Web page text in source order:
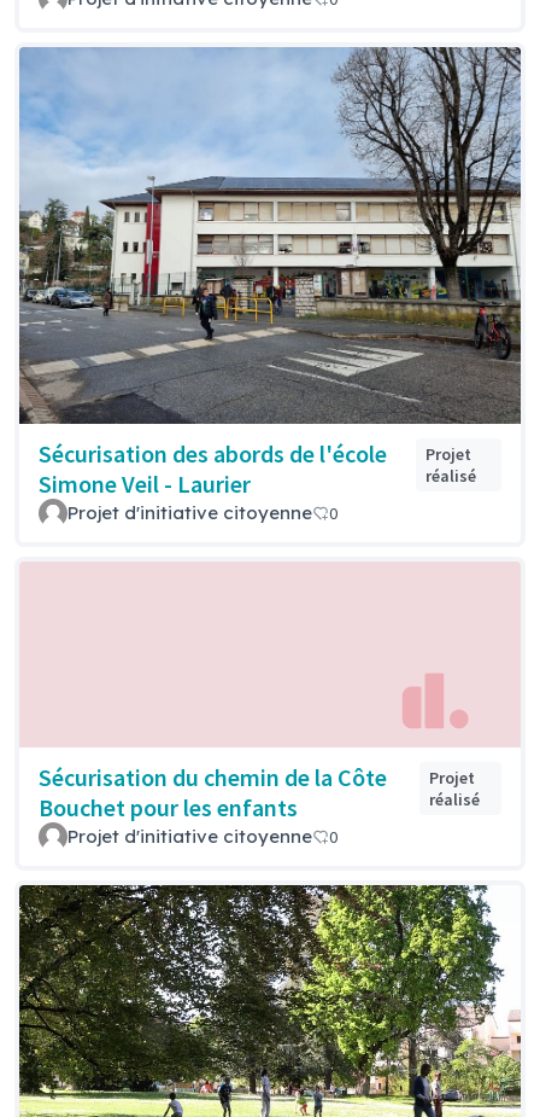
Sécurisation des abords de l'école
Simone Veil - Laurier
Projet
réalisé
Projet d'initiative citoyenne 0
Sécurisation du chemin de la Côte
Bouchet pour les enfants
Projet
réalisé
Projet d'initiative citoyenne 0